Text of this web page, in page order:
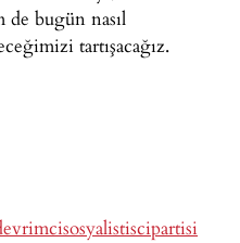
bugün nasıl
tartışacağız.